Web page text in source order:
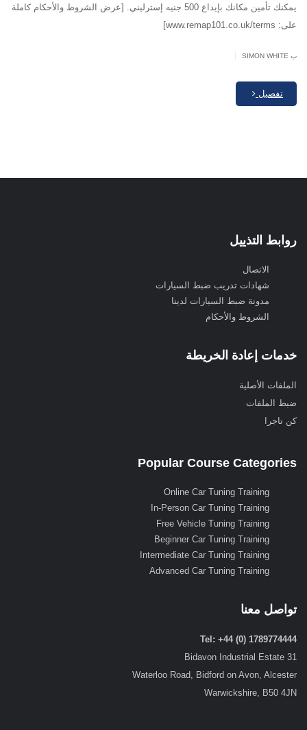
يمكنك تأمين مكانك بإيداع 500 جنيه إسترليني. [عرض الشروط والأحكام كاملة
على: www.remap101.co.uk/terms]
ب SIMON WHITE
تفصيل
روابط التذييل
الاتصال
شهادات تدريب ضبط السيارات
مدونة ضبط السيارات لدينا
الشروط والأحكام
خدمات إعادة الخريطة
الملفات الأصلية
ضبط الملفات
كن تاجرا
Popular Course Categories
Online Car Tuning Training
In-Person Car Tuning Training
Free Vehicle Tuning Training
Beginner Car Tuning Training
Intermediate Car Tuning Training
Advanced Car Tuning Training
تواصل معنا
Tel: +44 (0) 1789774444
31 Bidavon Industrial Estate
Waterloo Road, Bidford on Avon, Alcester
Warwickshire, B50 4JN